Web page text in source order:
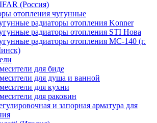
(Россия)
отопления чугунные
радиаторы отопления Konner
радиаторы отопления STI Нова
радиаторы отопления МС-140 (г.
для биде
для душа и ванной
для кухни
для раковин
и запорная арматура для